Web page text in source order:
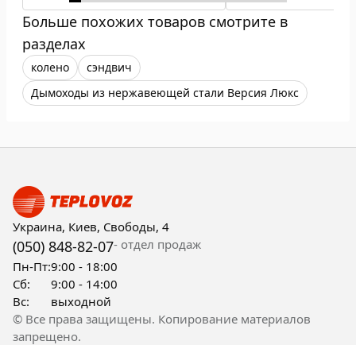
Больше похожих товаров смотрите в
разделах
колено
сэндвич
Дымоходы из нержавеющей стали Версия Люкс
Украина, Киев, Свободы, 4
(050) 848-82-07- отдел продаж
Пн-Пт:9:00 - 18:00
Сб:
9:00 - 14:00
Вс:
выходной
© Все права защищены. Копирование материалов
запрещено.